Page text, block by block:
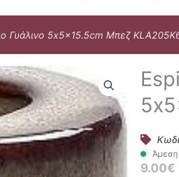
Γυάλινο 5x5x15.5cm Μπεζ
9.00€